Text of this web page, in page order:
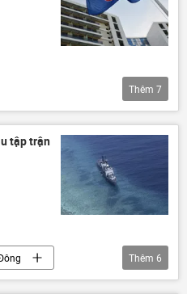
45 tại Lào
Chính trị
Thêm 7
tập trận
Thêm 6